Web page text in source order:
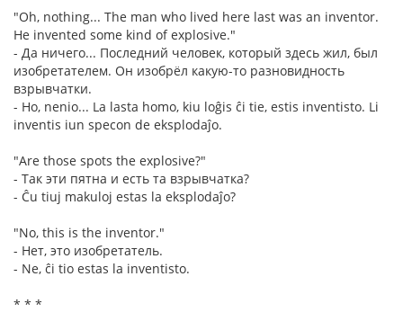
"Oh, nothing... The man who lived here last was an inventor.
He invented some kind of explosive."
- Да ничего... Последний человек, который здесь жил, был
изобретателем. Он изобрёл какую-то разновидность
взрывчатки.
- Ho, nenio... La lasta homo, kiu loĝis ĉi tie, estis inventisto. Li
inventis iun specon de eksplodaĵo.
"Are those spots the explosive?"
- Так эти пятна и есть та взрывчатка?
- Ĉu tiuj makuloj estas la eksplodaĵo?
"No, this is the inventor."
- Нет, это изобретатель.
- Ne, ĉi tio estas la inventisto.
* * *